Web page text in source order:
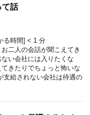
て話
る時間] < 1 分
二人の会話が聞こえてき
い会社には入りたくな
きたりでちょっと怖いな
支給されない会社は待遇の